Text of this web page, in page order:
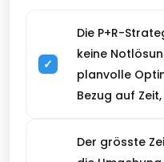
Die P+R-
keine
planvolle
Bezug auf
Der grösste